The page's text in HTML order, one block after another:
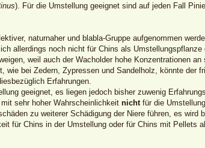
). Für die Umstellung geeignet sind auf jeden Fall
naturnaher und blabla-Gruppe aufgenommen
allerdings noch nicht für Chins als Umstellungspflanze
weil auch der Wacholder hohe Konzentrationen
bei Zedern, Zypressen und Sandelholz, könnte der
Erfahrungen.
geeignet, es liegen jedoch bisher zuwenig
sehr hoher Wahrscheinlichkeit nichtfür die
zu weiterer Schädigung der Niere führen, es wird
für Chins in der Umstellung oder für Chins mit Pellets